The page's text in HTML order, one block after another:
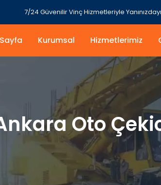
7/24 Güvenilir Vinç Hizmetleriyle
Kurumsal Hizmetlerimiz
Oto